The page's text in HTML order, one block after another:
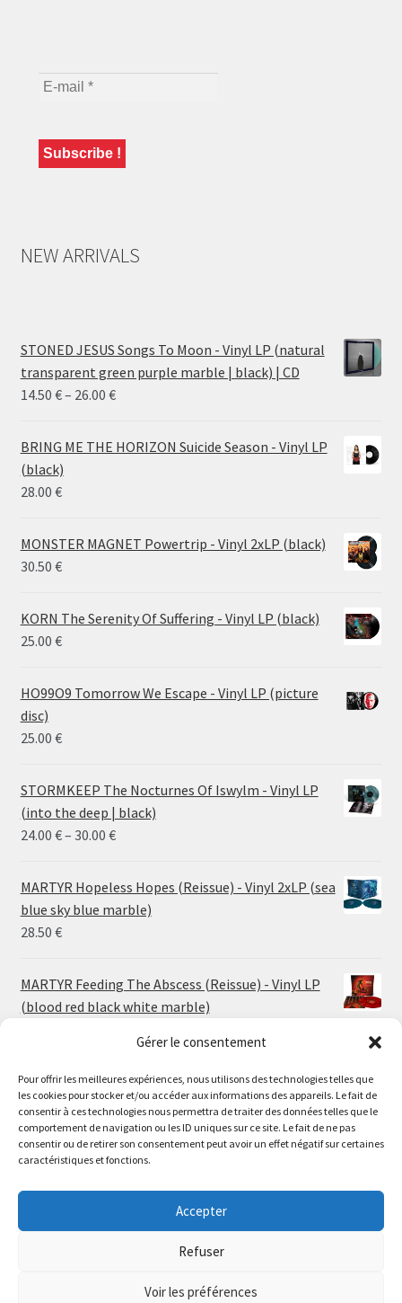
Gérer le consentement
Pour offrir les meilleures expériences, nous utilisons des technologies telles que
les cookies pour stocker et/ou accéder aux informations des appareils. Le fait de
consentir à ces technologies nous permettra de traiter des données telles que le
comportement de navigation ou les ID uniques sur ce site. Le fait de ne pas
consentir ou de retirer son consentement peut avoir un effet négatif sur certaines
caractéristiques et fonctions.
Accepter
Refuser
Voir les préférences
Le magasin de Lyon sera fermé du 30 juillet au 17 août
inclus. Les commandes seront expédiées à partir du 18
The physical record shop will be closed from july 30th to
august 17th included. Online orders will start shipping on
august 18th.
NEW ARRIVALS
STONED JESUS Songs To Moon - Vinyl LP (natural
transparent green purple marble | black) | CD
14.50 €– 26.00 €Price
14.50 €
BRING ME THE HORIZON Suicide Season - Vinyl LP
(black)
28.00 €
MONSTER MAGNET Powertrip - Vinyl 2xLP (black)
30.50 €
KORN The Serenity Of Suffering - Vinyl LP (black)
25.00 €
HO99O9 Tomorrow We Escape - Vinyl LP (picture
disc)
25.00 €
STORMKEEP The Nocturnes Of Iswylm - Vinyl LP
(into the deep | black)
24.00 €– 30.00 €Price
24.00 €
through
MARTYR Hopeless Hopes (Reissue) - Vinyl 2xLP (sea
blue sky blue marble)
28.50 €
MARTYR Feeding The Abscess (Reissue) - Vinyl LP
(blood red black white marble)
MARTYR Warp Zone (Reissue) - Vinyl LP (swamp
green orange marble)
23.00€